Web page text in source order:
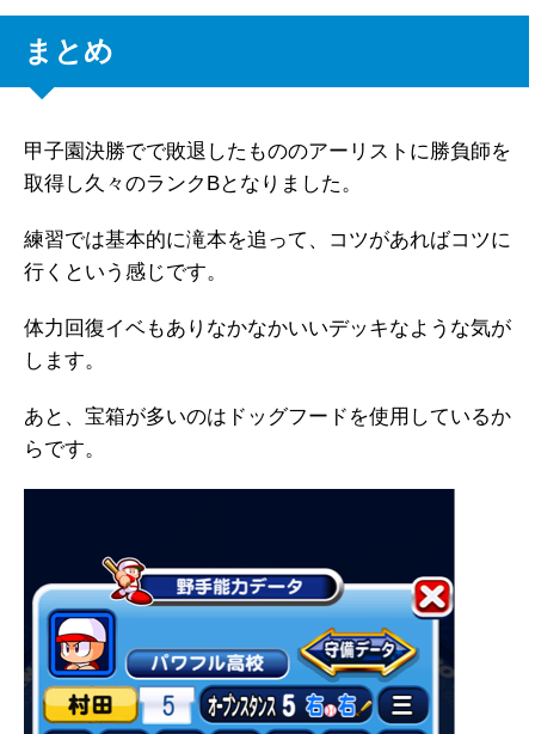
まとめ
甲子園決勝でで敗退したもののアーリストに勝負師を
取得し久々のランクBとなりました。
練習では基本的に滝本を追って、コツがあればコツに
行くという感じです。
体力回復イベもありなかなかいいデッキなような気が
します。
あと、宝箱が多いのはドッグフードを使用しているか
らです。